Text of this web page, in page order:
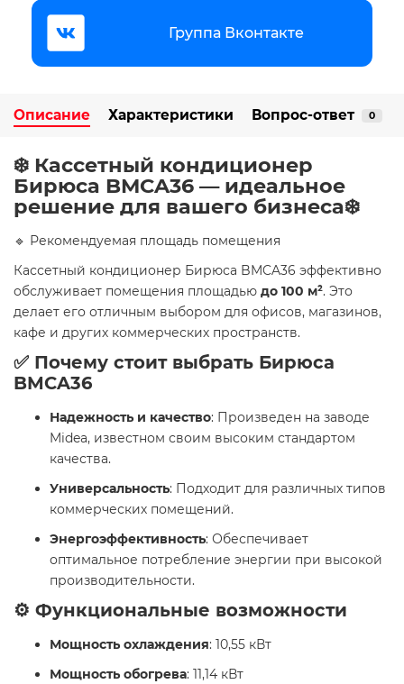
Группа Вконтакте
Описание Характеристики Вопрос-ответ 0
❄️ Кассетный кондиционер
Бирюса BMCA36 — идеальное
решение для вашего бизнеса❄️
🔹 Рекомендуемая площадь помещения
Кассетный кондиционер Бирюса BMCA36 эффективно
обслуживает помещения площадью до 100 м². Это
делает его отличным выбором для офисов, магазинов,
кафе и других коммерческих пространств.
✅ Почему стоит выбрать Бирюса
BMCA36
Надежность и качество: Произведен на заводе
Midea, известном своим высоким стандартом
качества.
Универсальность: Подходит для различных типов
коммерческих помещений.
Энергоэффективность: Обеспечивает
оптимальное потребление энергии при высокой
производительности.
⚙️ Функциональные возможности
Мощность охлаждения: 10,55 кВт
Мощность обогрева: 11,14 кВт